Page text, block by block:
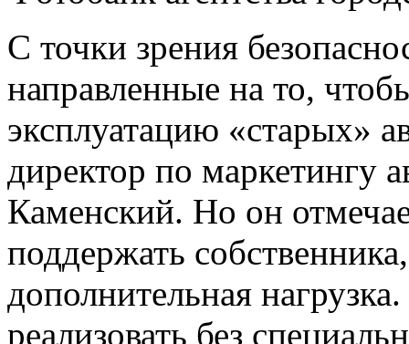
С точки зрения
направленные на то,
эксплуатацию «старых»
директор по маркетингу
Каменский. Но он
поддержать
дополнительная
реализовать без